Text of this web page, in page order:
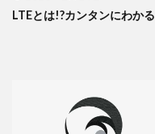
LTEとは!?カンタンにわかる